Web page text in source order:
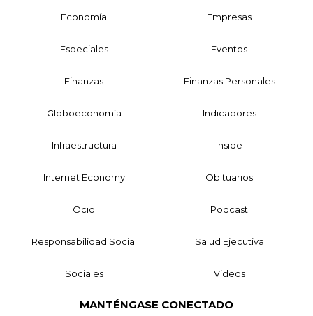
Economía Empresas
Especiales Eventos
Finanzas Finanzas Personales
Globoeconomía Indicadores
Infraestructura Inside
Internet Economy Obituarios
Ocio Podcast
Responsabilidad Social Salud Ejecutiva
Sociales Videos
MANTÉNGASE CONECTADO